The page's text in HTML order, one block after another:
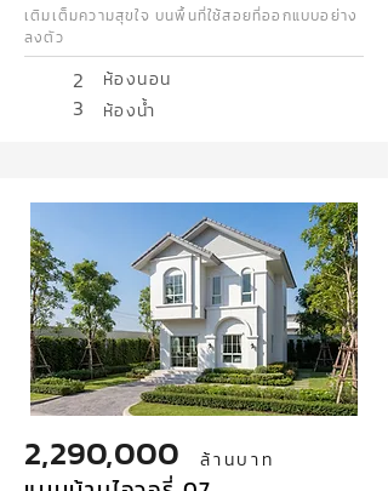
เติมเต็มความสุขใจ บนพื้นที่ใช้สอยที่ออกแบบอย่าง
ลงตัว
2 ห้องนอน
3 ห้องน้ำ
2,290,000 ล้านบาท